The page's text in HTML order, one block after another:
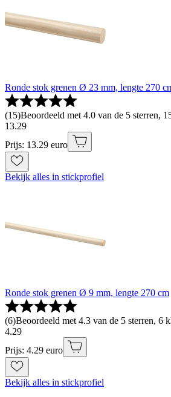
Ronde stok grenen Ø 23 mm, lengte 270
(15)Beoordeeld met 4.0 van de 5 sterren,
13.29
Prijs: 13.29 euro
Bekijk alles in stickprofiel
Ronde stok grenen Ø 9 mm, lengte 270 cm
(6)Beoordeeld met 4.3 van de 5 sterren, 6
4.29
Prijs: 4.29 euro
Bekijk alles in stickprofiel